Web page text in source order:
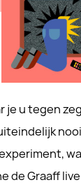
je u tegen
de Graaff